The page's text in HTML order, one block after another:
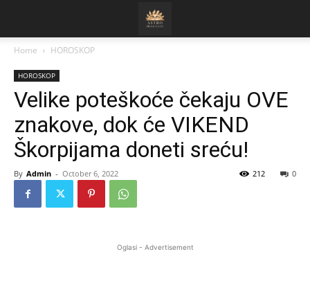
Home HOROSKOP
HOROSKOP
Velike poteškoće čekaju OVE
znakove, dok će VIKEND
Škorpijama doneti sreću!
By Admin - October 6, 2022 0
212
Oglasi - Advertisement